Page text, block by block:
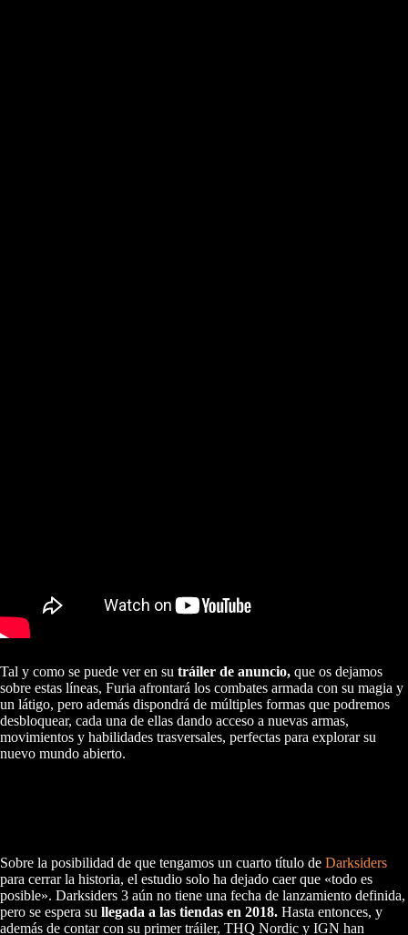
Tal y como se puede ver en su tráiler de anuncio, que os dejamos
sobre estas líneas, Furia afrontará los combates armada con su magia y
un látigo, pero además dispondrá de múltiples formas que podremos
desbloquear, cada una de ellas dando acceso a nuevas armas,
movimientos y habilidades trasversales, perfectas para explorar su
nuevo mundo abierto.
Sobre la posibilidad de que tengamos un cuarto título de Darksiders
para cerrar la historia, el estudio solo ha dejado caer que «todo es
posible». Darksiders 3 aún no tiene una fecha de lanzamiento definida,
pero se espera su llegada a las tiendas en 2018. Hasta entonces, y
además de contar con su primer tráiler, THQ Nordic y IGN han